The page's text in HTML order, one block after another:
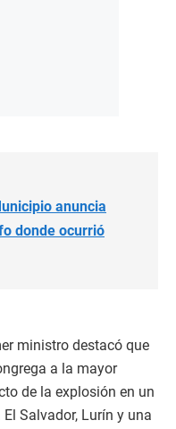
anuncia
donde ocurrió
ministro destacó que
a la mayor
de la explosión en un
Salvador, Lurín y una